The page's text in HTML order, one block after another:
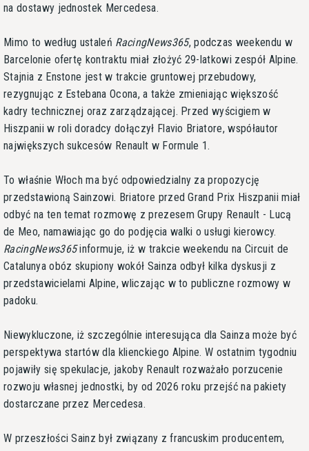
na dostawy jednostek Mercedesa.
Mimo to według ustaleń RacingNews365, podczas weekendu w
Barcelonie ofertę kontraktu miał złożyć 29-latkowi zespół Alpine.
Stajnia z Enstone jest w trakcie gruntowej przebudowy,
rezygnując z Estebana Ocona, a także zmieniając większość
kadry technicznej oraz zarządzającej. Przed wyścigiem w
Hiszpanii w roli doradcy dołączył Flavio Briatore, współautor
największych sukcesów Renault w Formule 1.
To właśnie Włoch ma być odpowiedzialny za propozycję
przedstawioną Sainzowi. Briatore przed Grand Prix Hiszpanii miał
odbyć na ten temat rozmowę z prezesem Grupy Renault - Lucą
de Meo, namawiając go do podjęcia walki o usługi kierowcy.
RacingNews365informuje, iż w trakcie weekendu na Circuit de
Catalunya obóz skupiony wokół Sainza odbył kilka dyskusji z
przedstawicielami Alpine, wliczając w to publiczne rozmowy w
padoku.
Niewykluczone, iż szczególnie interesująca dla Sainza może być
perspektywa startów dla klienckiego Alpine. W ostatnim tygodniu
pojawiły się spekulacje, jakoby Renault rozważało porzucenie
rozwoju własnej jednostki, by od 2026 roku przejść na pakiety
dostarczane przez Mercedesa.
W przeszłości Sainz był związany z francuskim producentem,